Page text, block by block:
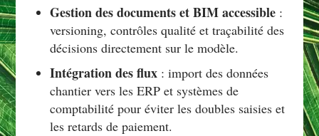
Gestion des documents et BIM accessible :
versioning, contrôles qualité et traçabilité des
décisions directement sur le modèle.
Intégration des flux : import des données
chantier vers les ERP et systèmes de
comptabilité pour éviter les doubles saisies et
les retards de paiement.